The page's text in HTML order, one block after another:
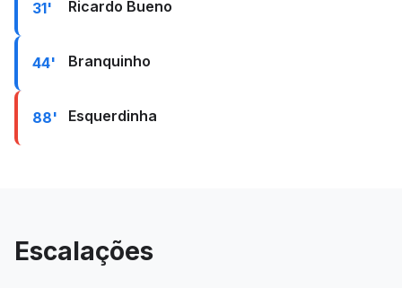
31' Ricardo Bueno
44' Branquinho
88' Esquerdinha
Escalações